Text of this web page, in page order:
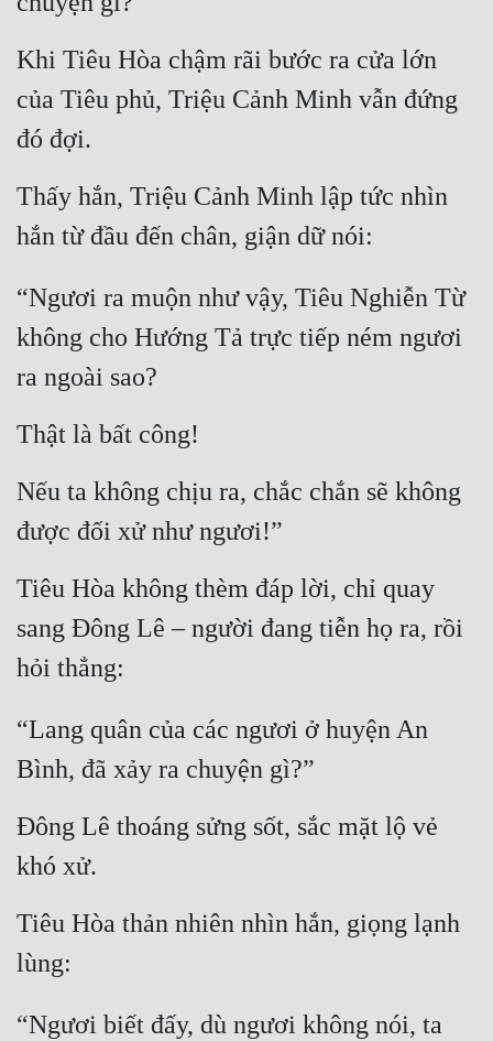
Đẹp Hiệp
Tính Cách Nhân Vật :
Cơ Trí
Sát Phạt Quyết Đoán
Điềm Đạm
Khi Tiêu Hòa chậm rãi bước ra cửa lớn
của Tiêu phủ, Triệu Cảnh Minh vẫn đứng
đó đợi.
Thấy hắn, Triệu Cảnh Minh lập tức nhìn
hắn từ đầu đến chân, giận dữ nói:
“Ngươi ra muộn như vậy, Tiêu Nghiễn Từ
không cho Hướng Tả trực tiếp ném ngươi
ra ngoài sao?
Thật là bất công!
Nếu ta không chịu ra, chắc chắn sẽ không
được đối xử như ngươi!”
Tiêu Hòa không thèm đáp lời, chỉ quay
sang Đông Lê – người đang tiễn họ ra, rồi
hỏi thẳng:
“Lang quân của các ngươi ở huyện An
Bình, đã xảy ra chuyện gì?”
Đông Lê thoáng sửng sốt, sắc mặt lộ vẻ
khó xử.
Tiêu Hòa thản nhiên nhìn hắn, giọng lạnh
lùng:
“Ngươi biết đấy, dù ngươi không nói, ta